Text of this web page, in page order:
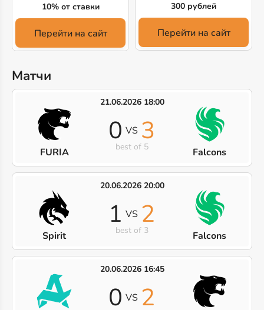
10% от ставки
Перейти на сайт
300 рублей
Перейти на сайт
Матчи
21.06.2026 18:00
FURIA
0 VS 3
best of 5 Falcons
20.06.2026 20:00
Spirit
1 VS 2
best of 3 Falcons
20.06.2026 16:45
0 VS 2